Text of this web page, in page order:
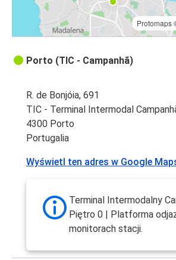
Protomaps
Porto (TIC - Campanhã)
R. de Bonjóia, 691
TIC - Terminal Intermodal
4300 Porto
Portugalia
Wyświetl ten adres w Google
Terminal Intermodalny
Piętro 0 | Platforma
monitorach stacji.